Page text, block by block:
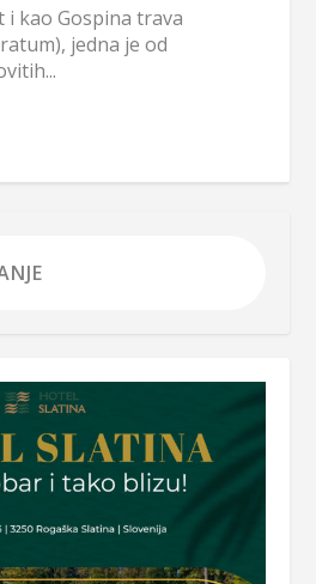
kao Gospina trava
jedna je od